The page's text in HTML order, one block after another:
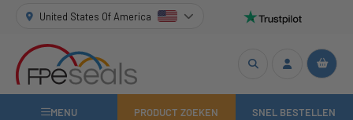
United States Of America
MENU PRODUCT ZOEKEN SNEL BESTELLEN